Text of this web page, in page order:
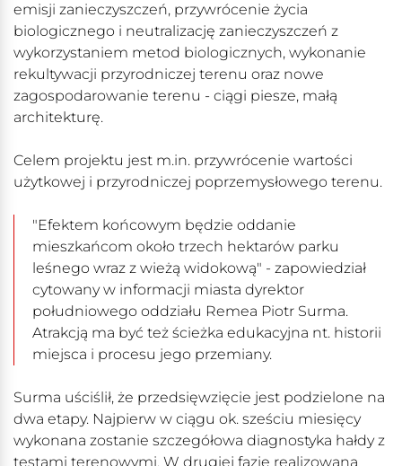
emisji zanieczyszczeń, przywrócenie życia
biologicznego i neutralizację zanieczyszczeń z
wykorzystaniem metod biologicznych, wykonanie
rekultywacji przyrodniczej terenu oraz nowe
zagospodarowanie terenu - ciągi piesze, małą
architekturę.
Celem projektu jest m.in. przywrócenie wartości
użytkowej i przyrodniczej poprzemysłowego terenu.
"Efektem końcowym będzie oddanie
mieszkańcom około trzech hektarów parku
leśnego wraz z wieżą widokową" - zapowiedział
cytowany w informacji miasta dyrektor
południowego oddziału Remea Piotr Surma.
Atrakcją ma być też ścieżka edukacyjna nt. historii
miejsca i procesu jego przemiany.
Surma uściślił, że przedsięwzięcie jest podzielone na
dwa etapy. Najpierw w ciągu ok. sześciu miesięcy
wykonana zostanie szczegółowa diagnostyka hałdy z
testami terenowymi. W drugiej fazie realizowana